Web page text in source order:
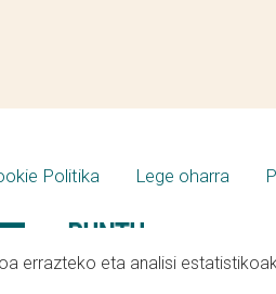
Politika Lege oharra
errazteko eta analisi